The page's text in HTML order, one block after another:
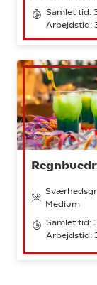
Samlet tid:
Arbejdstid:
Medium
Samlet tid:
Arbejdstid: